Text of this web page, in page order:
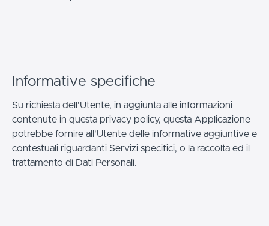
Informative specifiche
Su richiesta dell’Utente, in aggiunta alle informazioni
contenute in questa privacy policy, questa Applicazione
potrebbe fornire all'Utente delle informative aggiuntive e
contestuali riguardanti Servizi specifici, o la raccolta ed il
trattamento di Dati Personali.